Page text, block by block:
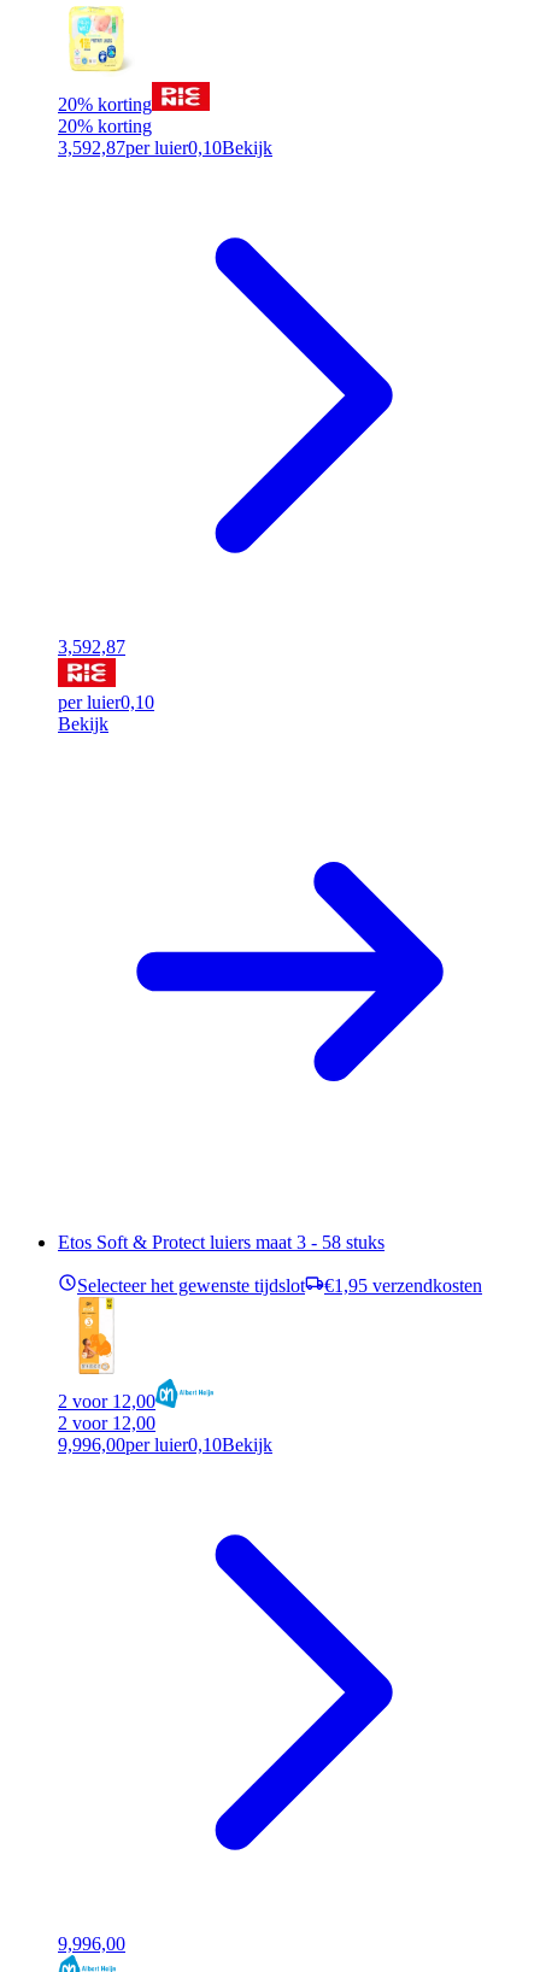
20% korting
20% korting
3,592,87per luier0,10Bekijk
3,592,87
per luier0,10
Bekijk
Etos Soft & Protect luiers maat 3 - 58 stuks
Selecteer het gewenste tijdslot €1,95 verzendkosten
2 voor 12,00
2 voor 12,00
9,996,00per luier0,10Bekijk
9,996,00